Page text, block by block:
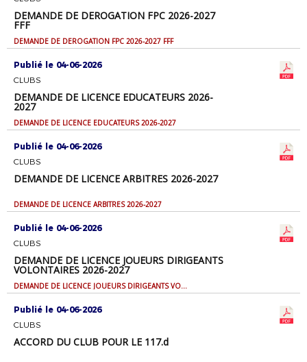
DEMANDE DE DEROGATION FPC 2026-2027
FFF
DEMANDE DE DEROGATION FPC 2026-2027 FFF
Publié le 04-06-2026
CLUBS
DEMANDE DE LICENCE EDUCATEURS 2026-
2027
DEMANDE DE LICENCE EDUCATEURS 2026-2027
Publié le 04-06-2026
CLUBS
DEMANDE DE LICENCE ARBITRES 2026-2027
DEMANDE DE LICENCE ARBITRES 2026-2027
Publié le 04-06-2026
CLUBS
DEMANDE DE LICENCE JOUEURS DIRIGEANTS
VOLONTAIRES 2026-2027
DEMANDE DE LICENCE JOUEURS DIRIGEANTS VOLONTAIRES 2026-2027
Publié le 04-06-2026
CLUBS
ACCORD DU CLUB POUR LE 117.d